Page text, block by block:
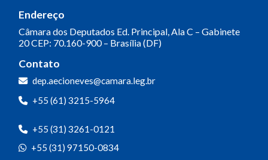
Endereço
Câmara dos Deputados Ed. Principal, Ala C – Gabinete
20CEP: 70.160-900 – Brasília (DF)
Contato
dep.aecioneves@camara.leg.br
+55 (61) 3215-5964
+55 (31) 3261-0121
+55 (31) 97150-0834